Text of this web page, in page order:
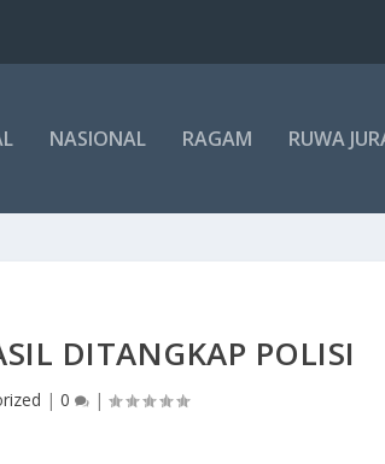
NASIONAL RAGAM RUWA
DITANGKAP POLISI
|0 |